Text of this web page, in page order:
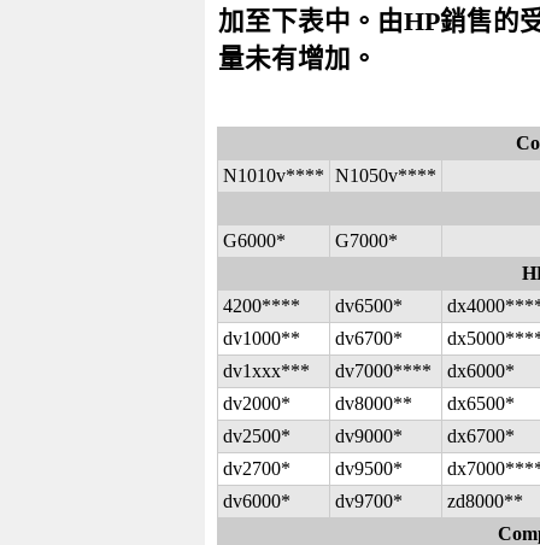
加至下表中。由HP銷售的
量未有增加。
N1010v**** N1050v****
G6000*
G7000*
4200****
dv6500*
dv1000**
dv6700*
dv1xxx***
dv7000****
dx6000*
dv2000*
dv8000**
dx6500*
dv2500*
dv9000*
dx6700*
dv2700*
dv9500*
dv6000*
dv9700*
zd8000**